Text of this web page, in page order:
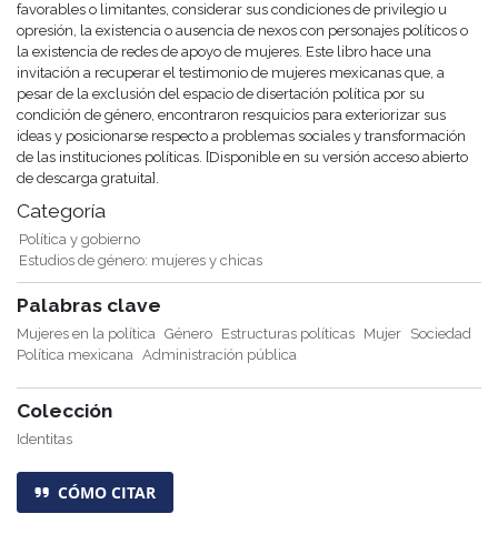
favorables o limitantes, considerar sus condiciones de privilegio u
opresión, la existencia o ausencia de nexos con personajes políticos o
la existencia de redes de apoyo de mujeres. Este libro hace una
invitación a recuperar el testimonio de mujeres mexicanas que, a
pesar de la exclusión del espacio de di­sertación política por su
condición de género, encontraron res­quicios para exteriorizar sus
ideas y posicionarse respecto a problemas sociales y transformación
de las instituciones políticas. [Disponible en su versión acceso abierto
de descarga gratuita].
Categoría
Política y gobierno
Estudios de género: mujeres y chicas
Palabras clave
Mujeres en la política Género Estructuras políticas Mujer Sociedad
Política mexicana Administración pública
Colección
Identitas
CÓMO CITAR